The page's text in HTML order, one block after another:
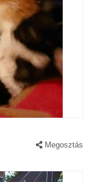
Megosztás